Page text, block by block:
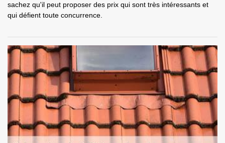
sachez qu'il peut proposer des prix qui sont très intéressants et
qui défient toute concurrence.